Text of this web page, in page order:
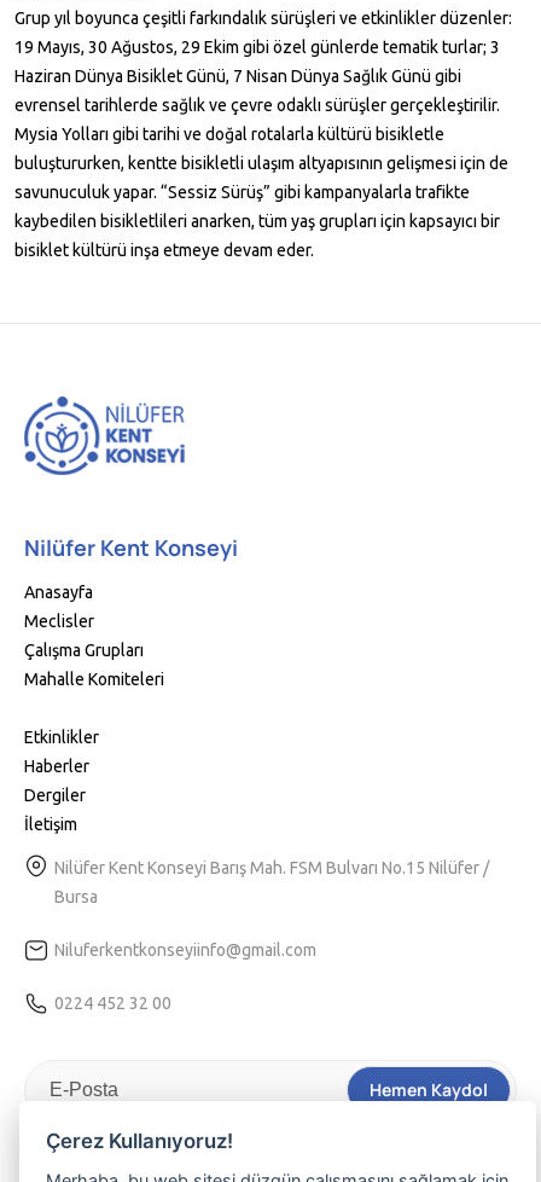
Grup yıl boyunca çeşitli farkındalık sürüşleri ve etkinlikler düzenler:
19 Mayıs, 30 Ağustos, 29 Ekim gibi özel günlerde tematik turlar; 3
Haziran Dünya Bisiklet Günü, 7 Nisan Dünya Sağlık Günü gibi
evrensel tarihlerde sağlık ve çevre odaklı sürüşler gerçekleştirilir.
Mysia Yolları gibi tarihi ve doğal rotalarla kültürü bisikletle
buluştururken, kentte bisikletli ulaşım altyapısının gelişmesi için de
savunuculuk yapar. “Sessiz Sürüş” gibi kampanyalarla trafikte
kaybedilen bisikletlileri anarken, tüm yaş grupları için kapsayıcı bir
bisiklet kültürü inşa etmeye devam eder.
Nilüfer Kent Konseyi
Anasayfa
Meclisler
Çalışma Grupları
Mahalle Komiteleri
Etkinlikler
Haberler
Dergiler
İletişim
Nilüfer Kent Konseyi Barış Mah. FSM Bulvarı No.15 Nilüfer /
Bursa
Niluferkentkonseyiinfo@gmail.com
0224 452 32 00
Hemen Kaydol
Tarafıma kişiselleştirilmiş bir hizmet sunulabilmesi için
Çerez Kullanıyoruz!